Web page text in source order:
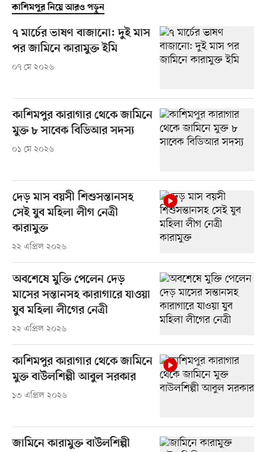
কাশিমপুর নিয়ে আরও পড়ুন
৭ মার্চের ভাষণ বাজানো: দুই মাস
পর জামিনে কারামুক্ত ইমি
০৭ মে ২০২৬
কাশিমপুর কারাগার থেকে জামিনে
মুক্ত ৮ সাবেক বিডিআর সদস্য
০১ মে ২০২৬
দেড় মাস বয়সী শিশুসন্তানসহ
সেই যুব মহিলা লীগ নেত্রী
কারামুক্ত
২২ এপ্রিল ২০২৬
অবশেষে মুক্তি পেলেন দেড়
মাসের সন্তানসহ কারাগারে যাওয়া
যুব মহিলা লীগের নেত্রী
২২ এপ্রিল ২০২৬
কাশিমপুর কারাগার থেকে জামিনে
মুক্ত বাউলশিল্পী আবুল সরকার
১৩ এপ্রিল ২০২৬
জামিনে কারামুক্ত বাউলশিল্পী